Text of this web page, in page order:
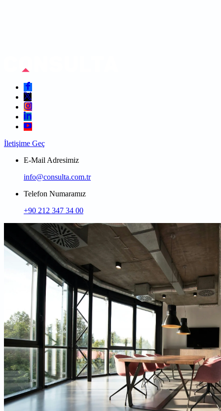
İletişime Geç
E-Mail Adresimiz
info@consulta.com.tr
Telefon Numaramız
+90 212 347 34 00